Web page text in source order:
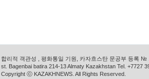
합리적 객관성 , 평화통일 기원, 카자흐스탄 문공부 등록
st. Bagenbai batira 214-13 Almaty Kazakhstan Tel. +7727
Copyright ⓒ KAZAKHNEWS. All Rights Reserved.